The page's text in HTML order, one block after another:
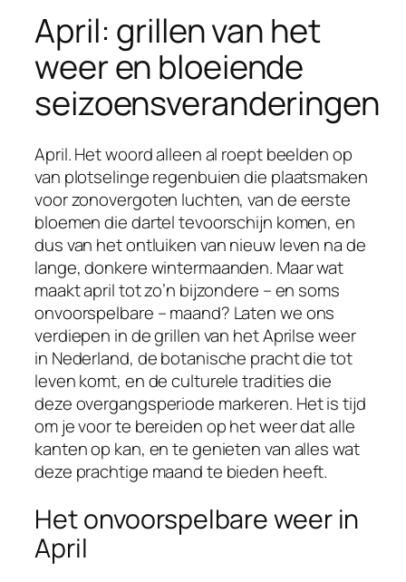
April: grillen van het
weer en bloeiende
seizoensveranderingen
April. Het woord alleen al roept beelden op
van plotselinge regenbuien die plaatsmaken
voor zonovergoten luchten, van de eerste
bloemen die dartel tevoorschijn komen, en
dus van het ontluiken van nieuw leven na de
lange, donkere wintermaanden. Maar wat
maakt april tot zo’n bijzondere – en soms
onvoorspelbare – maand? Laten we ons
verdiepen in de grillen van het Aprilse weer
in Nederland, de botanische pracht die tot
leven komt, en de culturele tradities die
deze overgangsperiode markeren. Het is tijd
om je voor te bereiden op het weer dat alle
kanten op kan, en te genieten van alles wat
deze prachtige maand te bieden heeft.
Het onvoorspelbare weer in
April